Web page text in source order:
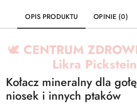
OPIS PRODUKTU OPINIE (0)
🕊️ CENTRUM
Likra
Kołacz mineralny dla
niosek i innych ptaków